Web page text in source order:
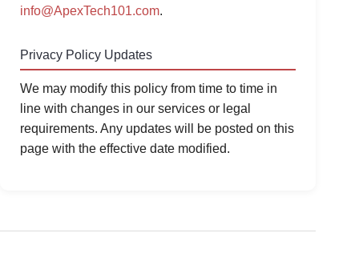
info@ApexTech101.com.
Privacy Policy Updates
We may modify this policy from time to time in
line with changes in our services or legal
requirements. Any updates will be posted on this
page with the effective date modified.